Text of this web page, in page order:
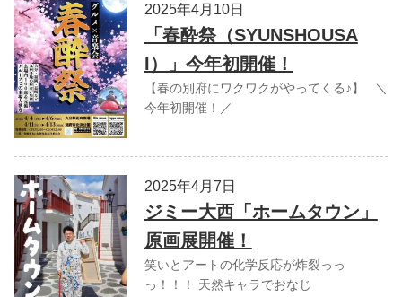
2025年4月10日
「春酔祭（SYUNSHOUSA
I）」今年初開催！
【春の別府にワクワクがやってくる♪】 ＼
今年初開催！／
2025年4月7日
ジミー大西「ホームタウン」
原画展開催！
笑いとアートの化学反応が炸裂っっ
っ！！！ 天然キャラでおなじ